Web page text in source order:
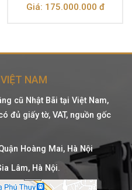
Giá: 175.000.000 đ
NAM
cũ Nhật Bãi tại Việt Nam,
đủ giấy tờ, VAT, nguồn gốc
Hoàng Mai, Hà Nội
Lâm, Hà Nội.